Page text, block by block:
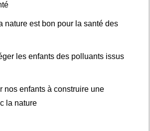
nature est bon pour la santé des
les enfants des polluants issus
nos enfants à construire une
la nature